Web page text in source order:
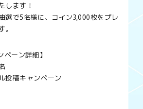
します！
選で5名様に、コイン3,000枚をプレ
ペーン詳細】
投稿キャンペーン